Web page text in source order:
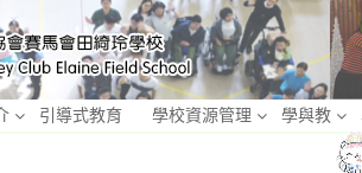
引導式教育 學校資源管理 學與教